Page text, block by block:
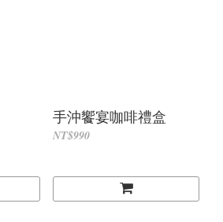
手沖饗宴咖啡禮盒
NT$990